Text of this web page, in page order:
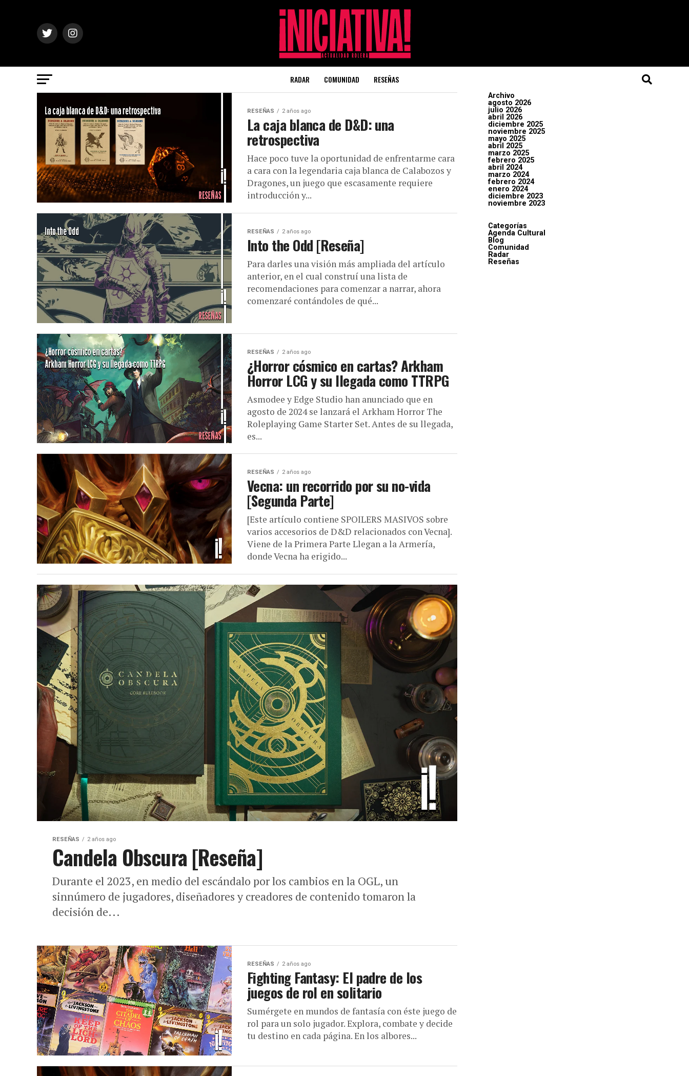
RADAR COMUNIDAD RESEÑAS
RESEÑAS 2 años ago
La caja blanca de D&D: una
retrospectiva
Hace poco tuve la oportunidad de enfrentarme cara
a cara con la legendaria caja blanca de Calabozos y
Dragones, un juego que escasamente requiere
introducción y...
RESEÑAS 2 años ago
Into the Odd [Reseña]
Para darles una visión más ampliada del artículo
anterior, en el cual construí una lista de
recomendaciones para comenzar a narrar, ahora
comenzaré contándoles de qué...
RESEÑAS 2 años ago
¿Horror cósmico en cartas? Arkham
Horror LCG y su llegada como TTRPG
Asmodee y Edge Studio han anunciado que en
agosto de 2024 se lanzará el Arkham Horror The
Roleplaying Game Starter Set. Antes de su llegada,
es...
RESEÑAS 2 años ago
Vecna: un recorrido por su no-vida
[Segunda Parte]
[Este artículo contiene SPOILERS MASIVOS sobre
varios accesorios de D&D relacionados con Vecna].
Viene de la Primera Parte Llegan a la Armería,
donde Vecna ha erigido...
RESEÑAS 2 años ago
Candela Obscura [Reseña]
Durante el 2023, en medio del escándalo por los cambios en la OGL, un
sinnúmero de jugadores, diseñadores y creadores de contenido tomaron la
decisión de...
RESEÑAS 2 años ago
Fighting Fantasy: El padre de los
juegos de rol en solitario
Sumérgete en mundos de fantasía con éste juego de
rol para un solo jugador. Explora, combate y decide
tu destino en cada página. En los albores...
Archivo
agosto 2026
julio 2026
abril 2026
diciembre 2025
noviembre 2025
mayo 2025
abril 2025
marzo 2025
febrero 2025
abril 2024
marzo 2024
febrero 2024
enero 2024
diciembre 2023
noviembre 2023
Categorías
Agenda Cultural
Blog
Comunidad
Radar
Reseñas